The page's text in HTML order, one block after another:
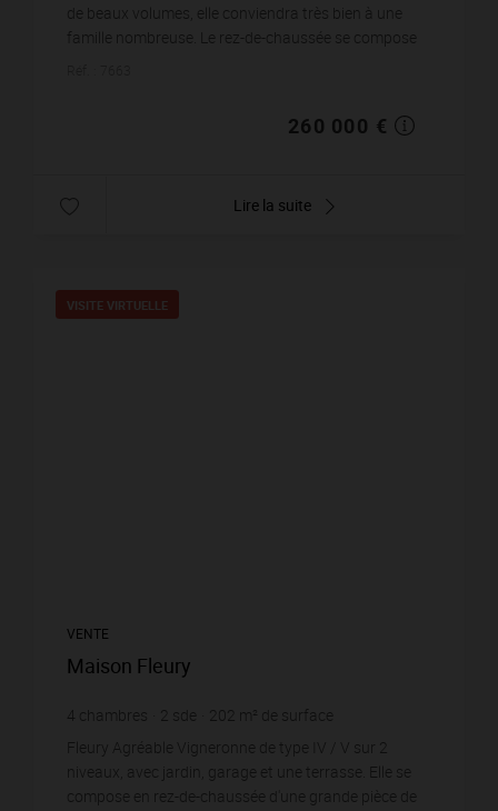
de beaux volumes, elle conviendra très bien à une
famille nombreuse. Le rez-de-chaussée se compose
260 000 €
Lire la suite
VISITE VIRTUELLE
VENTE
Maison Fleury
4 chambres 2 sde 202 m² de surface
1 480,2 €
Fleury Agréable Vigneronne de type IV / V sur 2
niveaux, avec jardin, garage et une terrasse. Elle se
compose en rez-de-chaussée d'une grande pièce de